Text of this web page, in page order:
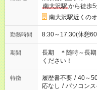
南大沢駅から徒歩
南大沢駅近くの
勤務時間 8:30～17:30(休憩
期間
長期 ＊随時～長期
ください！
特徴 履歴書不要 / 40～
応なし / パソコン